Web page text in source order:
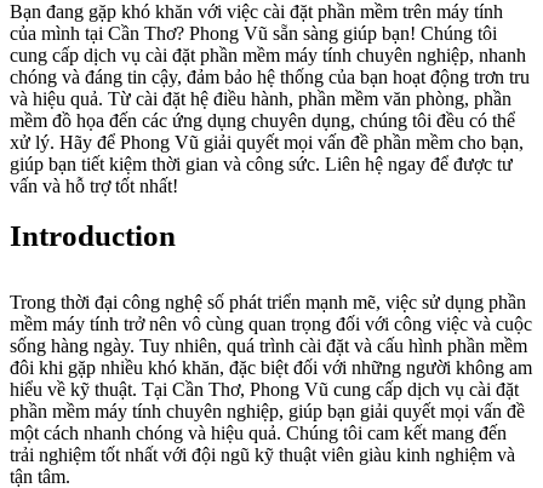
Bạn đang gặp khó khăn với việc cài đặt phần mềm trên máy tính
của mình tại Cần Thơ? Phong Vũ sẵn sàng giúp bạn! Chúng tôi
cung cấp dịch vụ cài đặt phần mềm máy tính chuyên nghiệp, nhanh
chóng và đáng tin cậy, đảm bảo hệ thống của bạn hoạt động trơn tru
và hiệu quả. Từ cài đặt hệ điều hành, phần mềm văn phòng, phần
mềm đồ họa đến các ứng dụng chuyên dụng, chúng tôi đều có thể
xử lý. Hãy để Phong Vũ giải quyết mọi vấn đề phần mềm cho bạn,
giúp bạn tiết kiệm thời gian và công sức. Liên hệ ngay để được tư
vấn và hỗ trợ tốt nhất!
Introduction
Trong thời đại công nghệ số phát triển mạnh mẽ, việc sử dụng phần
mềm máy tính trở nên vô cùng quan trọng đối với công việc và cuộc
sống hàng ngày. Tuy nhiên, quá trình cài đặt và cấu hình phần mềm
đôi khi gặp nhiều khó khăn, đặc biệt đối với những người không am
hiểu về kỹ thuật. Tại Cần Thơ, Phong Vũ cung cấp dịch vụ cài đặt
phần mềm máy tính chuyên nghiệp, giúp bạn giải quyết mọi vấn đề
một cách nhanh chóng và hiệu quả. Chúng tôi cam kết mang đến
trải nghiệm tốt nhất với đội ngũ kỹ thuật viên giàu kinh nghiệm và
tận tâm.